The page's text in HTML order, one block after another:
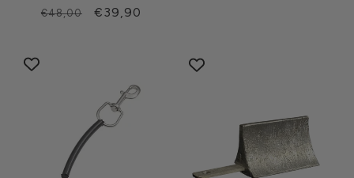
Prezzo
€48,00
Prezzo
€39,90